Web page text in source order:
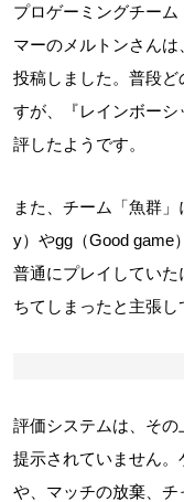
プロゲーミングチー
マーのメルトンさん
投稿しました。普段
すが、『レインボー
評したようです。
また、チーム「魚群
y）やgg（Good game
普通にプレイしてい
ちてしまったと主張し
評価システムは、そ
提示されていません
や、マッチの放棄、